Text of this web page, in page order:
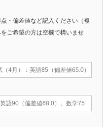
・偏差値など記入ください（複
ご希望の方は空欄で構いませ